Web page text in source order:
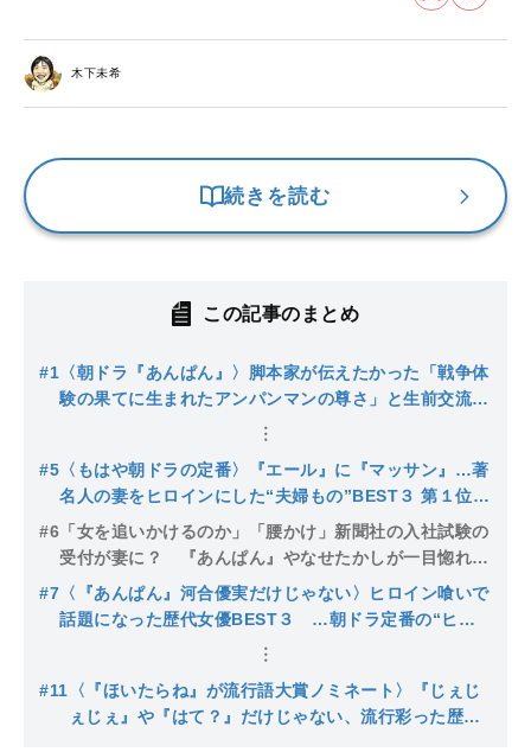
木下未希
続きを読む
この記事のまとめ
#1 〈朝ドラ『あんぱん』〉脚本家が伝えたかった「戦争体
験の果てに生まれたアンパンマンの尊さ」と生前交流の
あったやなせたかしさんへの思い
#5 〈もはや朝ドラの定番〉『エール』に『マッサン』…著
名人の妻をヒロインにした“夫婦もの”BEST３ 第１位は
平成最後に「クセ強すぎ」なオープニングが話題となっ
た名作
#6 「女を追いかけるのか」「腰かけ」新聞社の入社試験の
受付が妻に？ 『あんぱん』やなせたかしが一目惚れし
て後追い退社に批判あがるも、結果的には円満退社のワ
ケ
#7 〈『あんぱん』河合優実だけじゃない〉ヒロイン喰いで
話題になった歴代女優BEST３ …朝ドラ定番の“ヒロ
イン三姉妹”誕生のきっかけとなった名作と大女優の存
#11 〈『ほいたらね』が流行語大賞ノミネート〉『じぇじ
ぇじぇ』や『はて？』だけじゃない、流行彩った歴代